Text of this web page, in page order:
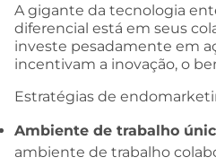
A gigante da tecnologia
diferencial está em seus
investe pesadamente em
incentivam a inovação, o
Estratégias de
Ambiente de trabalho
ambiente de trabalho